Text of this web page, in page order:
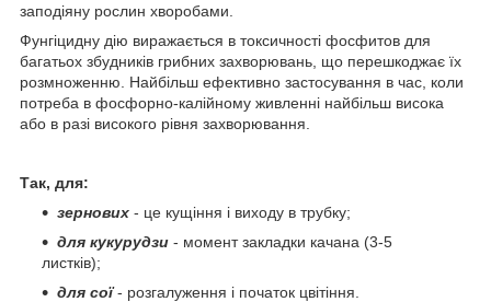
заподіяну рослин хворобами.
Фунгіцидну дію виражається в токсичності фосфитов для
багатьох збудників грибних захворювань, що перешкоджає їх
розмноженню. Найбільш ефективно застосування в час, коли
потреба в фосфорно-калійному живленні найбільш висока
або в разі високого рівня захворювання.
Так, для:
зернових - це кущіння і виходу в трубку;
для кукурудзи - момент закладки качана (3-5
листків);
для сої- розгалуження і початок цвітіння.